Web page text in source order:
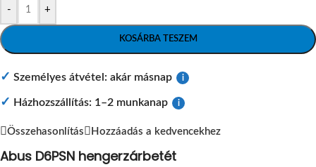
- +
KOSÁRBA TESZEM
✓ Személyes átvétel: akár másnap i
✓ Házhozszállítás: 1–2 munkanap i
Összehasonlítás Hozzáadás a kedvencekhez
Abus D6PSN hengerzárbetét